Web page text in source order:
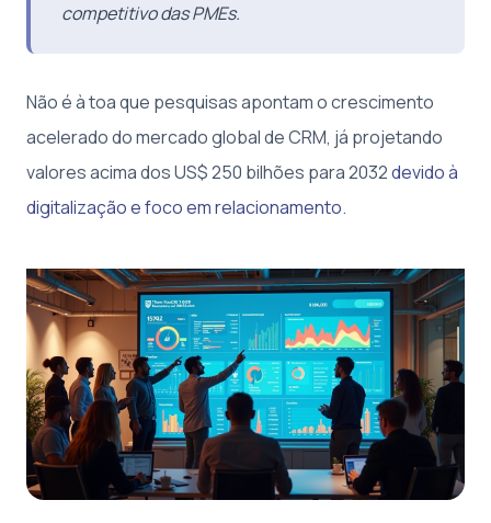
competitivo das PMEs.
Não é à toa que pesquisas apontam o crescimento
acelerado do mercado global de CRM, já projetando
valores acima dos US$ 250 bilhões para 2032devido à
digitalização e foco em relacionamento.